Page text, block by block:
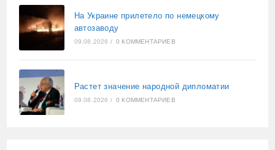
На Украине прилетело по немецкому
автозаводу
09.08.2026 / 0 КОММЕНТАРИЕВ
Растет значение народной дипломатии
09.08.2026 / 0 КОММЕНТАРИЕВ